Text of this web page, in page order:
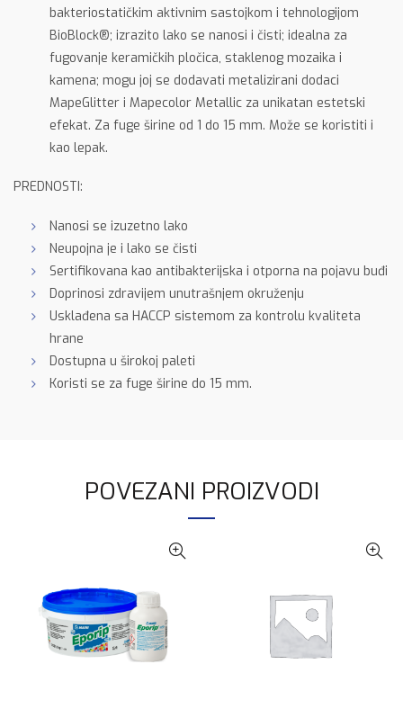
bakteriostatičkim aktivnim sastojkom i tehnologijom
BioBlock®; izrazito lako se nanosi i čisti; idealna za
fugovanje keramičkih pločica, staklenog mozaika i
kamena; mogu joj se dodavati metalizirani dodaci
MapeGlitter i Mapecolor Metallic za unikatan estetski
efekat. Za fuge širine od 1 do 15 mm. Može se koristiti i
kao lepak.
PREDNOSTI:
Nanosi se izuzetno lako
Neupojna je i lako se čisti
Sertifikovana kao antibakterijska i otporna na pojavu buđi
Doprinosi zdravijem unutrašnjem okruženju
Usklađena sa HACCP sistemom za kontrolu kvaliteta
hrane
Dostupna u širokoj paleti
Koristi se za fuge širine do 15 mm.
POVEZANI PROIZVODI